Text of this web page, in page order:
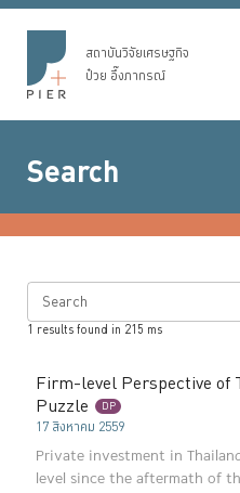
สถาบันวิจัยเศรษฐกิจ
ป๋วย อึ๊งภากรณ์
Search
Search
1 results found in 215 ms
Firm-level Perspective of
Puzzle
DP
17 สิงหาคม 2559
Private investment in
level since the aftermath of